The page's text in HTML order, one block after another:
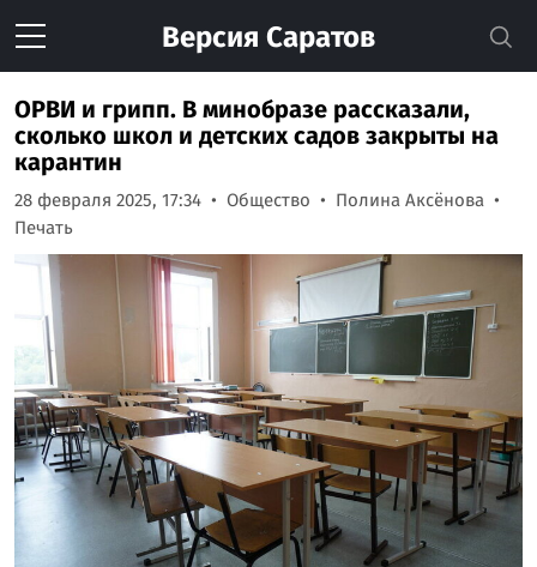
Версия Саратов
ОРВИ и грипп. В минобразе рассказали,
сколько школ и детских садов закрыты на
карантин
28 февраля 2025, 17:34 Общество
Полина Аксёнова
Печать